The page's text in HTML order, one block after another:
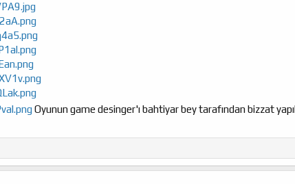
Oyunun game desinger'ı bahtiyar bey tarafından bizzat